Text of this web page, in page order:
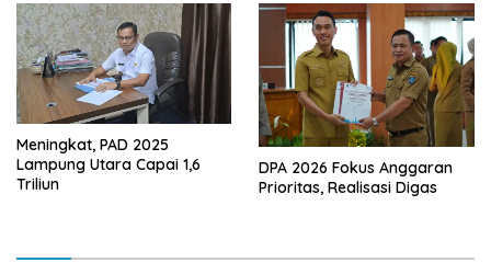
Meningkat, PAD 2025
Lampung Utara Capai 1,6
Triliun
DPA 2026 Fokus Anggaran
Prioritas, Realisasi Digas